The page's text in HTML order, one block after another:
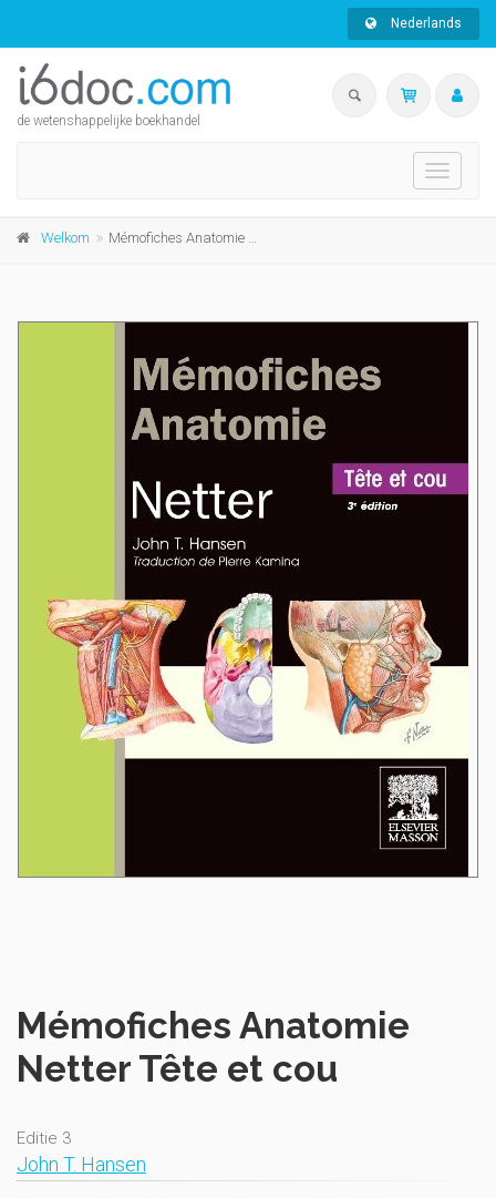
Nederlands
de wetenshappelijke boekhandel
Toggle
Welkom Mémofiches Anatomie Netter Tête et cou
Mémofiches Anatomie
Netter Tête et cou
Editie 3
John T. Hansen